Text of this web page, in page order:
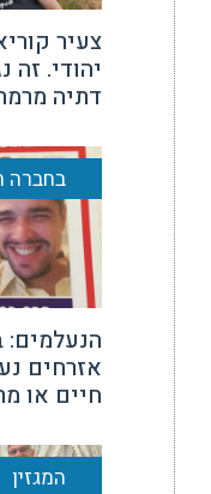
צעיר
יהודי. זה
דתיה
בחברה
אזרחים
חיים או
המגזין